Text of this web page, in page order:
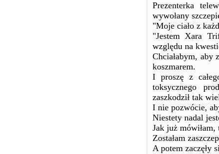
Prezenterka
wywołany
"Moje ciało z
"Jestem Xara
względu na
Chciałabym, aby
koszmarem.
I proszę z
toksycznego
zaszkodził tak
I nie pozwócie,
Niestety nadal
Jak już mówiłam,
Zostałam
A potem zaczęły